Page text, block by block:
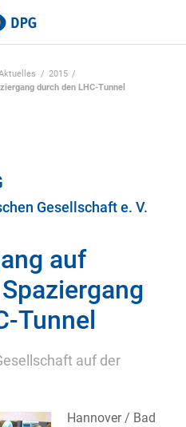
2015
durch den LHC-Tunnel
Gesellschaft e. V.
auf
Tunnel
auf der
Hannover / Bad